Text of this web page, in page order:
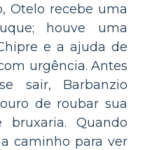
Otelo recebe uma
houve uma
e a ajuda de
urgência. Antes
sair, Barbanzio
de roubar sua
Quando
caminho para ver